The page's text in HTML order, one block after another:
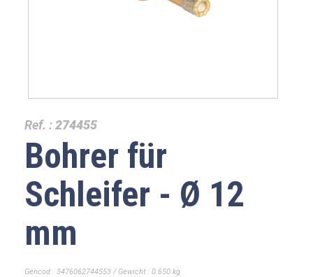
Ref. :274455
Bohrer für
Schleifer - Ø 12
mm
Gencod : 3476062744553 / Gewicht : 0.650 kg